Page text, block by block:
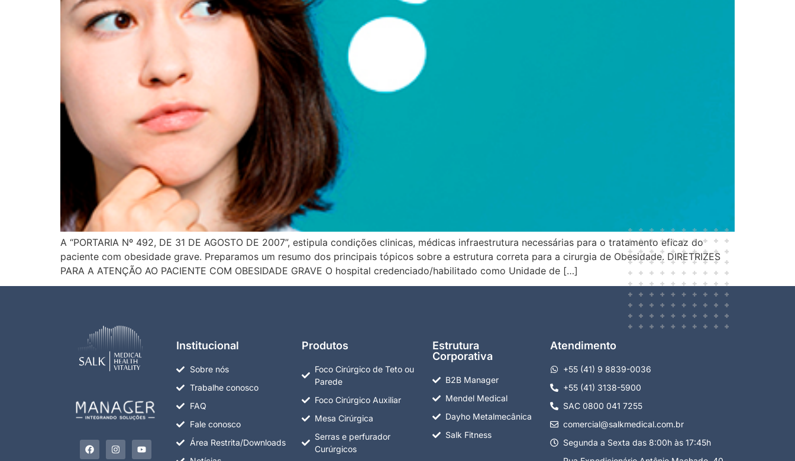
A “PORTARIA Nº 492, DE 31 DE AGOSTO DE 2007”, estipula condições clinicas, médicas infraestrutura necessárias para o tratamento eficaz do
paciente com obesidade grave. Preparamos um resumo dos principais tópicos sobre a estrutura correta para a cirurgia de Obesidade. DIRETRIZES
PARA A ATENÇÃO AO PACIENTE COM OBESIDADE GRAVE O hospital credenciado/habilitado como Unidade de […]
Institucional
Sobre nós
Trabalhe conosco
FAQ
Fale conosco
Área Restrita/Downloads
Produtos
Foco Cirúrgico de Teto ou
Parede
Foco Cirúrgico Auxiliar
Mesa Cirúrgica
Serras e perfurador
Curúrgicos
Estrutura
Corporativa
B2B Manager
Mendel Medical
Dayho Metalmecânica
Salk Fitness
Atendimento
+55 (41) 9 8839-0036
+55 (41) 3138-5900
SAC 0800 041 7255
comercial@salkmedical.com.br
Segunda a Sexta das 8:00h às 17:45h